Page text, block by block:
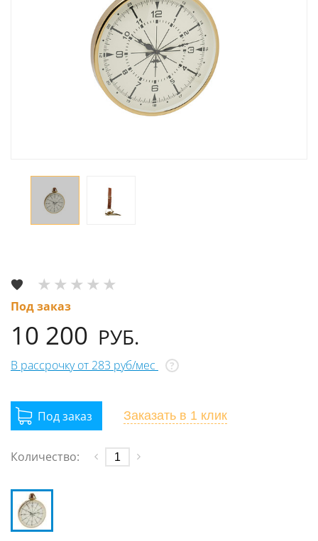
Под заказ
10 200 РУБ.
В рассрочку от 283 руб/мес ?
Заказать в 1 клик
Количество: